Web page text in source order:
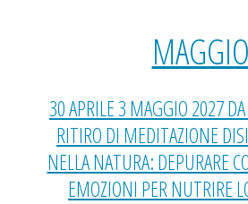
MAGGIO
30 APRILE 3 MAGGIO 2027
RITIRO DI MEDITAZIONE
NELLA NATURA: DEPURARE
EMOZIONI PER NUTRIRE